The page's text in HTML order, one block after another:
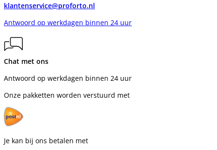
klantenservice@proforto.nl
Antwoord op werkdagen binnen 24 uur
Chat met ons
Antwoord op werkdagen binnen 24 uur
Onze pakketten worden verstuurd met
Je kan bij ons betalen met